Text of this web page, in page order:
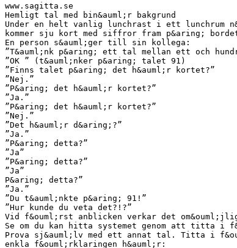
www.sagitta.se
Hemligt tal med bin&auml;r bakgrund
Under en helt vanlig lunchrast i ett lunchrum
kommer sju kort med siffror fram p&aring;
En person s&auml;ger till sin kollega:
”T&auml;nk p&aring; ett tal mellan ett och
”OK ” (t&auml;nker p&aring; talet 91)
”Finns talet p&aring; det h&auml;r kortet?”
”Nej.”
”P&aring; det h&auml;r kortet?”
”Ja.”
”P&aring; det h&auml;r kortet?”
”Nej.”
”Det h&auml;r d&aring;?”
”Ja.”
”P&aring; detta?”
”Ja”
”P&aring; detta?”
”Ja”
P&aring; detta?”
”Ja.”
”Du t&auml;nkte p&aring; 91!”
”Hur kunde du veta det?!?”
Vid f&ouml;rst anblicken verkar det
Se om du kan hitta systemet genom att titta i
Prova sj&auml;lv med ett annat tal. Titta i
enkla f&ouml;rklaringen h&auml;r: